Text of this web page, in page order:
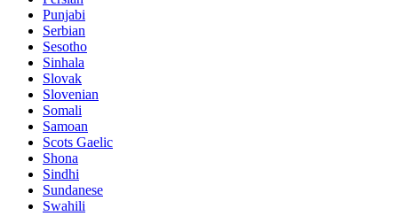
Punjabi
Serbian
Sesotho
Sinhala
Slovak
Slovenian
Somali
Samoan
Scots Gaelic
Shona
Sindhi
Sundanese
Swahili